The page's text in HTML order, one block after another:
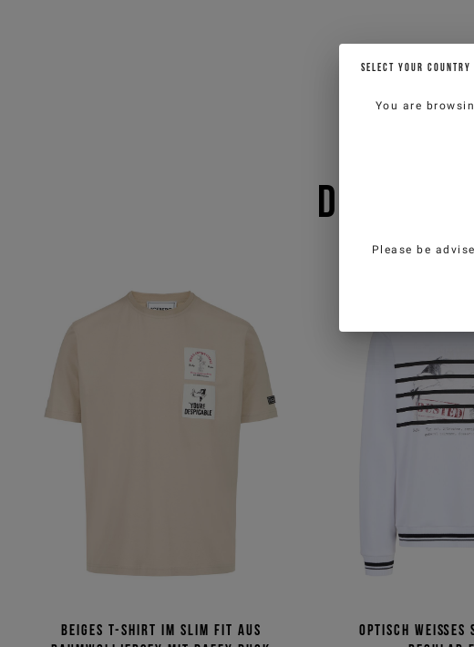
DAS
Beiges T-Shirt im Slim Fit aus
Optisch weißes
SELECT YOUR COUNTRY
You are
Please be